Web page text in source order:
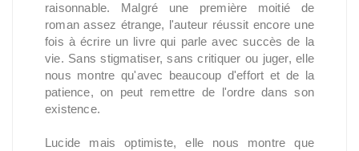
raisonnable. Malgré une première moitié de
roman assez étrange, l'auteur réussit encore une
fois à écrire un livre qui parle avec succès de la
vie. Sans stigmatiser, sans critiquer ou juger, elle
nous montre qu'avec beaucoup d'effort et de la
patience, on peut remettre de l'ordre dans son
existence.
Lucide mais optimiste, elle nous montre que